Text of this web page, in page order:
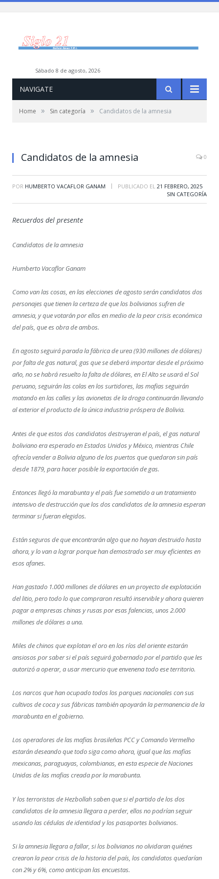
sábado 8 de agosto, 2026
NAVIGATE
Home » Sin categoría » Candidatos de la amnesia
Candidatos de la amnesia 0
POR HUMBERTO VACAFLOR GANAM | PUBLICADO EL 21 FEBRERO, 2025
SIN CATEGORÍA
Recuerdos del presente
Candidatos de la amnesia
Humberto Vacaflor Ganam
Como van las cosas, en las elecciones de agosto serán candidatos dos
personajes que tienen la certeza de que los bolivianos sufren de
amnesia, y que votarán por ellos en medio de la peor crisis económica
del país, que es obra de ambos.
En agosto seguirá parada la fábrica de urea (930 millones de dólares)
por falta de gas natural, gas que se deberá importar desde el próximo
año, no se habrá resuelto la falta de dólares, en El Alto se usará el Sol
peruano, seguirán las colas en los surtidores, las mafias seguirán
matando en las calles y las avionetas de la droga continuarán llevando
al exterior el producto de la única industria próspera de Bolivia.
Antes de que estos dos candidatos destruyeran el país, el gas natural
boliviano era esperado en Estados Unidos y México, mientras Chile
ofrecía vender a Bolivia alguno de los puertos que quedaron sin país
desde 1879, para hacer posible la exportación de gas.
Entonces llegó la marabunta y el país fue sometido a un tratamiento
intensivo de destrucción que los dos candidatos de la amnesia esperan
terminar si fueran elegidos.
Están seguros de que encontrarán algo que no hayan destruido hasta
ahora, y lo van a lograr porque han demostrado ser muy eficientes en
esos afanes.
Han gastado 1.000 millones de dólares en un proyecto de explotación
del litio, pero todo lo que compraron resultó inservible y ahora quieren
pagar a empresas chinas y rusas por esas falencias, unos 2.000
millones de dólares a una.
Miles de chinos que explotan el oro en los ríos del oriente estarán
ansiosos por saber si el país seguirá gobernado por el partido que les
autorizó a operar, a usar mercurio que envenena todo ese territorio.
Los narcos que han ocupado todos los parques nacionales con sus
cultivos de coca y sus fábricas también apoyarán la permanencia de la
marabunta en el gobierno.
Los operadores de las mafias brasileñas PCC y Comando Vermelho
estarán deseando que todo siga como ahora, igual que las mafias
mexicanas, paraguayas, colombianas, en esta especie de Naciones
Unidas de las mafias creada por la marabunta.
Y los terroristas de Hezbollah saben que si el partido de los dos
candidatos de la amnesia llegara a perder, ellos no podrían seguir
usando las cédulas de identidad y los pasaportes bolivianos.
Si la amnesia llegara a fallar, si los bolivianos no olvidaran quiénes
crearon la peor crisis de la historia del país, los candidatos quedarían
con 2% y 6%, como anticipan las encuestas.